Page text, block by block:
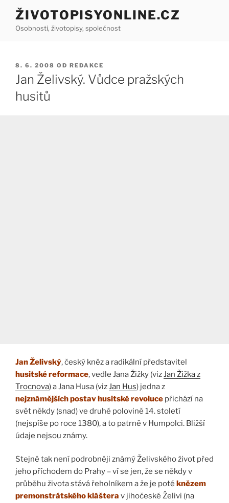
Přejít
obsahu
ŽIVOTOPISYONLINE.CZ
Osobnosti, životopisy, společnost
PUBLIKOVÁNO
8. 6. 2008 OD REDAKCE
Jan Želivský. Vůdce pražských
husitů
Jan Želivský, český kněz a radikální představitel
husitské reformace, vedle Jana Žižky (vizJan Žižka z
Trocnova) a Jana Husa (vizJan Hus) jedna z
nejznámějších postav husitské revoluce přichází na
svět někdy (snad) ve druhé polovině 14. století
(nejspíše po roce 1380), a to patrně v Humpolci. Bližší
údaje nejsou známy.
Stejně tak není podrobněji známý Želivského život před
jeho příchodem do Prahy – ví se jen, že se někdy v
průběhu života stává řeholníkem a že je poté knězem
premonstrátského kláštera v jihočeské Želivi (na